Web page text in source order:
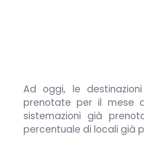
Ad oggi, le
prenotate per il mese
sistemazioni già
percentuale di locali già